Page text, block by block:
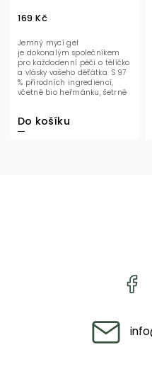
169 Kč
Do košíku
Jemný mycí gel
je dokonalým společníkem
pro každodenní péči o tělíčko
a vlásky vašeho děťátka. S 97
% přírodních ingrediencí,
včetně bio heřmánku, šetrně
info